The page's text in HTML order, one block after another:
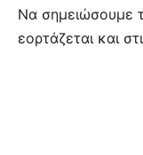
Να σημειώσουμε
εορτάζεται και